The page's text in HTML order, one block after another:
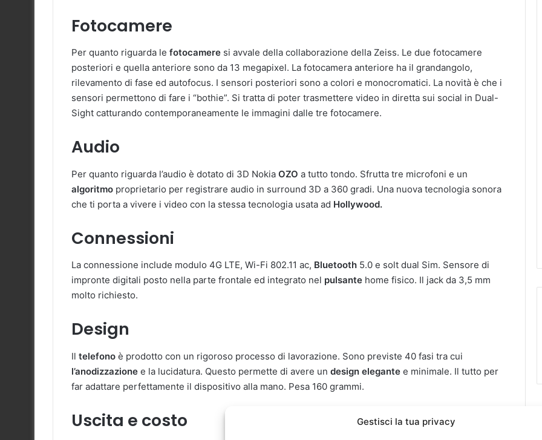
Gestisci la tua privacy
Fotocamere
Per quanto riguarda le fotocamere si avvale della collaborazione della Zeiss. Le due fotocamere
posteriori e quella anteriore sono da 13 megapixel. La fotocamera anteriore ha il grandangolo,
rilevamento di fase ed autofocus. I sensori posteriori sono a colori e monocromatici. La novità è che i
sensori permettono di fare i “bothie”. Si tratta di poter trasmettere video in diretta sui social in Dual-
Sight catturando contemporaneamente le immagini dalle tre fotocamere.
Audio
Per quanto riguarda l’audio è dotato di 3D Nokia OZO a tutto tondo. Sfrutta tre microfoni e un
algoritmo proprietario per registrare audio in surround 3D a 360 gradi. Una nuova tecnologia sonora
che ti porta a vivere i video con la stessa tecnologia usata ad Hollywood.
Connessioni
La connessione include modulo 4G LTE, Wi-Fi 802.11 ac, Bluetooth 5.0 e solt dual Sim. Sensore di
impronte digitali posto nella parte frontale ed integrato nel pulsante home fisico. Il jack da 3,5 mm
molto richiesto.
Design
Il telefono è prodotto con un rigoroso processo di lavorazione. Sono previste 40 fasi tra cui
l’anodizzazione e la lucidatura. Questo permette di avere un design elegante e minimale. Il tutto per
far adattare perfettamente il dispositivo alla mano. Pesa 160 grammi.
Uscita e costo